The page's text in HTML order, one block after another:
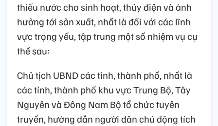
thiếu nước cho sinh hoạt, thủy điện và ảnh
hưởng tới sản xuất, nhất là đối với các lĩnh
vực trọng yếu, tập trung một số nhiệm vụ cụ
thể sau:
Chủ tịch UBND các tỉnh, thành phố, nhất là
các tỉnh, thành phố khu vực Trung Bộ, Tây
Nguyên và Đông Nam Bộ tổ chức tuyên
truyền, hướng dẫn người dân chủ động tích